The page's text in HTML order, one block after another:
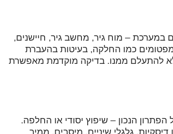
במערכת – מוח גיר, מחשב גיר, חיישנים,
כמו החלקה, בעיטות בהעברת
להתעלם ממנו. בדיקה מוקדמת מאפשרת
הנכון – שיפוץ יסודי או החלפה.
גלגלי שיניים, מיסבים, ממיר